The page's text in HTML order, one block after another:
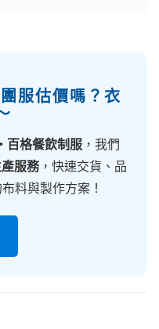
服估價嗎？衣
百格餐飲制服 ，我們
服務，快速交貨、品
料與製作方案！